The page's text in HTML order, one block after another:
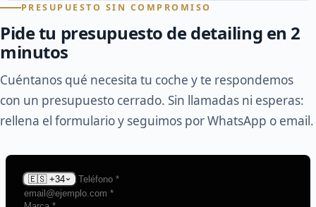
PRESUPUESTO SIN COMPROMISO
Pide tu presupuesto de detailing en 2
minutos
Cuéntanos qué necesita tu coche y te respondemos
con un presupuesto cerrado. Sin llamadas ni esperas:
rellena el formulario y seguimos por WhatsApp o email.